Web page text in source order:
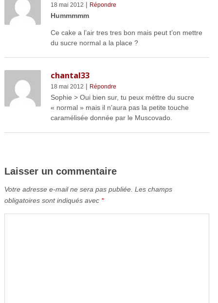
18 mai 2012 | Répondre
Hummmmm
Ce cake a l’air tres tres bon mais peut t’on mettre
du sucre normal a la place ?
chantal33
18 mai 2012 | Répondre
Sophie > Oui bien sur, tu peux méttre du sucre
« normal » mais il n’aura pas la petite touche
caramélisée donnée par le Muscovado.
Laisser un commentaire
Votre adresse e-mail ne sera pas publiée. Les champs
obligatoires sont indiqués avec *